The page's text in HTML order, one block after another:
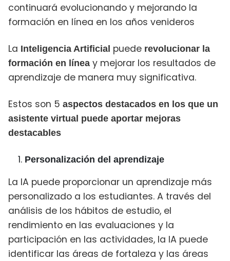
continuará evolucionando y mejorando la
formación en línea en los años venideros
La Inteligencia Artificial puede revolucionar la
formación en línea y mejorar los resultados de
aprendizaje de manera muy significativa.
Estos son 5 aspectos destacados en los que un
asistente virtual puede aportar mejoras
destacables
Personalización del aprendizaje
La IA puede proporcionar un aprendizaje más
personalizado a los estudiantes. A través del
análisis de los hábitos de estudio, el
rendimiento en las evaluaciones y la
participación en las actividades, la IA puede
identificar las áreas de fortaleza y las áreas